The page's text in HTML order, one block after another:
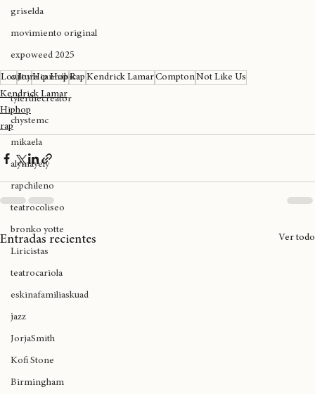
drumless
griselda
movimiento original
expoweed 2025
cultura cannábica
tylerthecreator
chystemc
mikaela
alymayely
rapchileno
teatrocoliseo
bronko yotte
Liricistas
teatrocariola
eskinafamiliaskuad
jazz
JorjaSmith
Kofi Stone
LovJoyHip Hop Rap
Kendrick Lamar
Hiphop
rap